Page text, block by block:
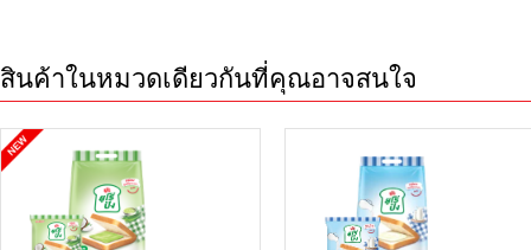
สินค้าในหมวดเดียวกันที่คุณอาจสนใจ